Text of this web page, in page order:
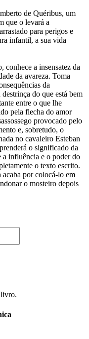
de Quéribus, um
que o levará a
para perigos e
infantil, a sua vida
conhece a insensatez da
da avareza. Toma
da
do que está bem
entre o que lhe
pela flecha do amor
provocado pelo
e, sobretudo, o
no cavaleiro Esteban
o significado da
a influência e o poder do
o texto escrito.
acaba por colocá-lo em
o mosteiro depois
livro.